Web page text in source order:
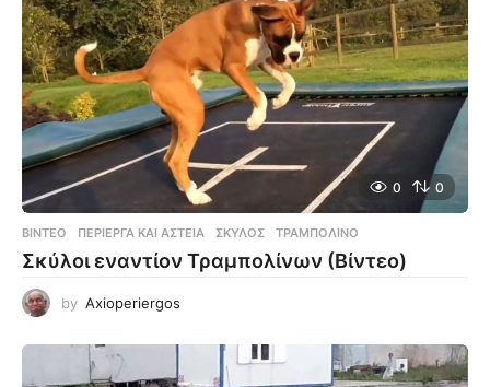
0 0
ΒΊΝΤΕΟ ΠΕΡΊΕΡΓΑ ΚΑΙ ΑΣΤΕΊΑ ,ΣΚΎΛΟΣ ,ΤΡΑΜΠΟΛΊΝΟ
Σκύλοι εναντίον Τραμπολίνων (Βίντεο)
by Axioperiergos